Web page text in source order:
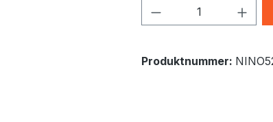
Produkt
Produktnummer: